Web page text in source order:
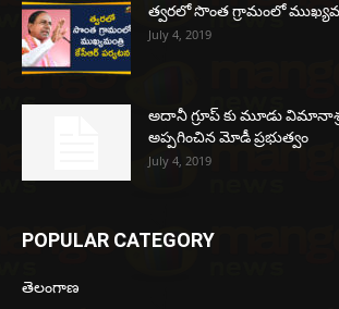
త్వరలో సొంత గ్రామంలో
July 4, 2019
అదానీ గ్రూప్ కు మూడు
అప్పగించిన మోడీ ప్రభుత్వం
July 4, 2019
POPULAR CATEGORY
తెలంగాణ